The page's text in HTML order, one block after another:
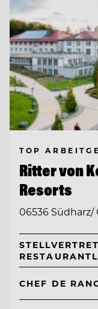
TOP
Ritter von
Resorts
06536
CHEF DE